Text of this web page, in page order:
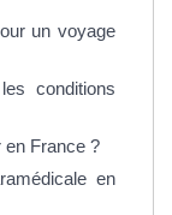
un voyage
conditions
en France ?
en